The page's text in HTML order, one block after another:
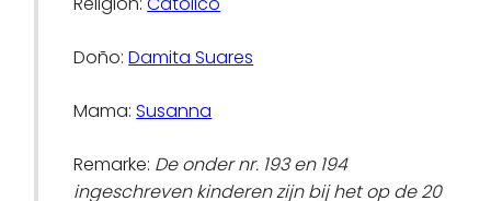
Doño:Damita Suares
Mama:Susanna
Remarke: De onder nr. 193 en 194
ingeschreven kinderen zijn bij het op de 20